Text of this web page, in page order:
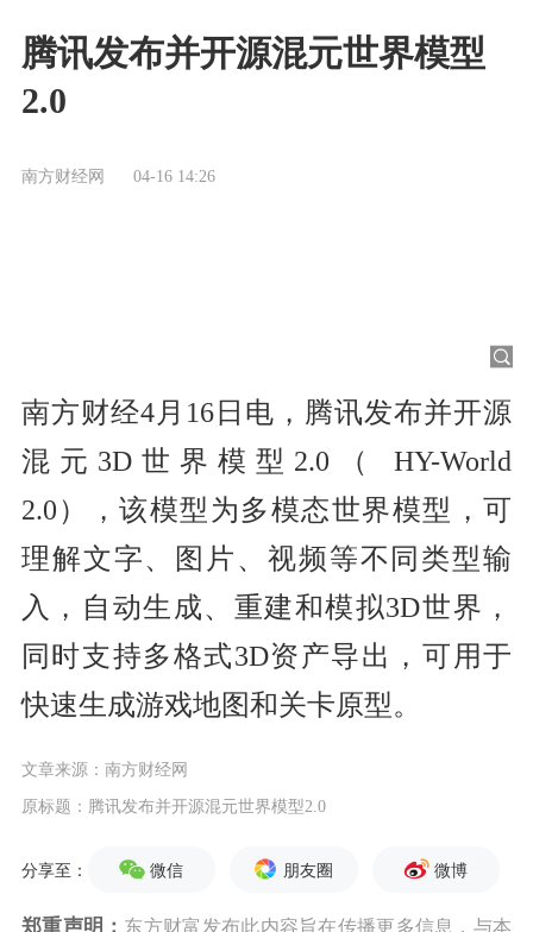
腾讯发布并开源混元世界模型
2.0
南方财经网 04-16 14:26
南方财经4月16日电，腾讯发布并开源
混元3D世界模型2.0（ HY-World
2.0），该模型为多模态世界模型，可
理解文字、图片、视频等不同类型输
入，自动生成、重建和模拟3D世界，
同时支持多格式3D资产导出，可用于
快速生成游戏地图和关卡原型。
文章来源：南方财经网
原标题：腾讯发布并开源混元世界模型2.0
分享至： 微信 朋友圈 微博
郑重声明： 东方财富发布此内容旨在传播更多信息，与本